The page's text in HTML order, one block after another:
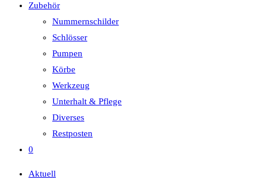
Zubehör
Nummernschilder
Schlösser
Pumpen
Körbe
Werkzeug
Unterhalt & Pflege
Diverses
Restposten
0
Aktuell